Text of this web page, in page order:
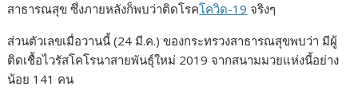
สาธารณสุข ซึ่งภายหลังก็พบว่าติดโรคโควิด-19 จริงๆ
ส่วนตัวเลขเมื่อวานนี้ (24 มี.ค.) ของกระทรวงสาธารณสุขพบว่า มีผู้
ติดเชื้อไวรัสโคโรนาสายพันธุ์ใหม่ 2019 จากสนามมวยแห่งนี้อย่าง
น้อย 141 คน